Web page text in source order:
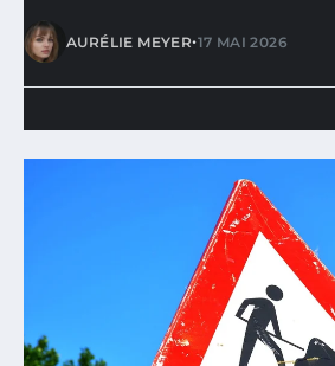
AURÉLIE MEYER•17 MAI 2026